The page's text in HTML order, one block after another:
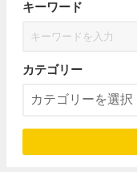
キーワード
カテゴリー